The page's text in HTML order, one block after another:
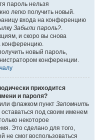
пароль нельзя
легко получить новый.
входа на конференцию
Забыли пароль?.
и скоро вы снова
конференцию.
новый пароль,
конференции.
приходится
и пароля?
флажком пункт Запомнить
под своим именем
некоторое
Это сделано для того,
не смог воспользоваться